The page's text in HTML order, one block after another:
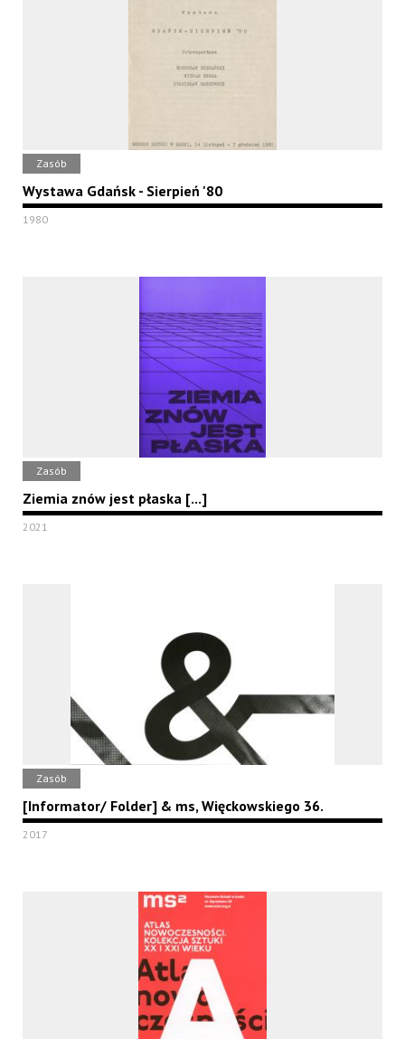
Zasób
Wystawa Gdańsk - Sierpień '80
1980
Zasób
Ziemia znów jest płaska [...]
2021
Zasób
[Informator/ Folder] & ms, Więckowskiego 36.
2017